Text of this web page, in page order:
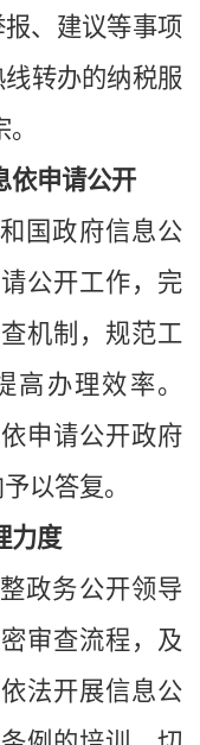
、建议等事项
转办的纳税服
。
依申请公开
国政府信息公
公开工作，完
机制，规范工
办理效率。
申请公开政府
以答复。
力度
政务公开领导
审查流程，及
法开展信息公